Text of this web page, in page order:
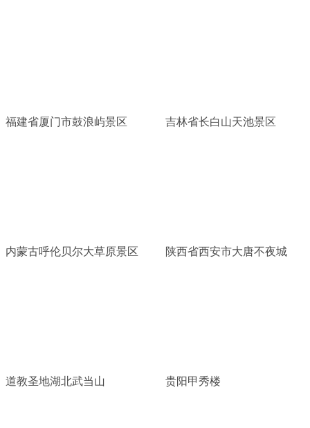
福建省厦门市鼓浪屿景区 吉林省长白山天池景区
内蒙古呼伦贝尔大草原景区 陕西省西安市大唐不夜城
道教圣地湖北武当山 贵阳甲秀楼